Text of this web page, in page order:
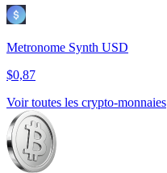
Metronome Synth USD
$0,87
Voir toutes les crypto-monnaies